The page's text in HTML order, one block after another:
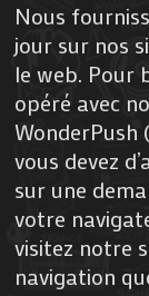
Nous
jour sur nos
le web. Pour
opéré avec
WonderPush (
vous devez
sur une
votre
visitez notre
navigation